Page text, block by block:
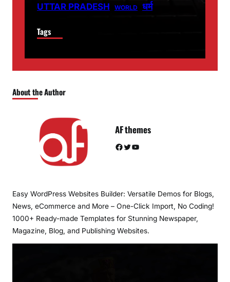
UTTAR PRADESH WORLD धर्म
Tags
About the Author
AF themes
Facebook Twitter YouTube
Easy WordPress Websites Builder: Versatile Demos for Blogs,
News, eCommerce and More – One-Click Import, No Coding!
1000+ Ready-made Templates for Stunning Newspaper,
Magazine, Blog, and Publishing Websites.